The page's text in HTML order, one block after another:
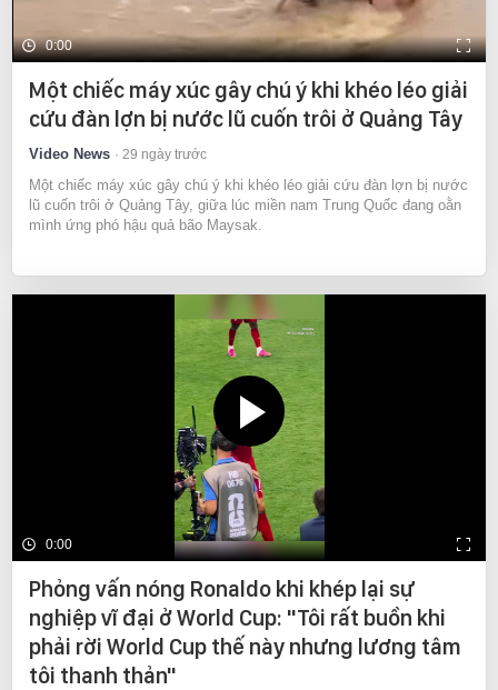
0:00
Một chiếc máy xúc gây chú ý khi khéo léo giải
cứu đàn lợn bị nước lũ cuốn trôi ở Quảng Tây
Video News 29 ngày trước
Một chiếc máy xúc gây chú ý khi khéo léo giải cứu đàn lợn bị nước
lũ cuốn trôi ở Quảng Tây, giữa lúc miền nam Trung Quốc đang oằn
mình ứng phó hậu quả bão Maysak.
0:00
Phỏng vấn nóng Ronaldo khi khép lại sự
nghiệp vĩ đại ở World Cup: "Tôi rất buồn khi
phải rời World Cup thế này nhưng lương tâm
tôi thanh thản"